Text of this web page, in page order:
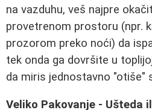
na vazduhu, veš najpre
provetrenom prostoru (npr.
prozorom preko noći) da
tek onda ga dovršite u
da miris jednostavno "otiše"
Veliko Pakovanje - Ušteda